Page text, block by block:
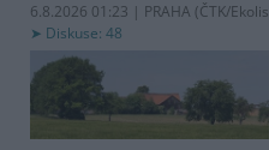
6.8.2026 01:23 | PRAHA (ČTK/
Diskuse: 48